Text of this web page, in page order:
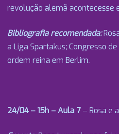
revolução alemã acontecesse
Bibliografia recomendada:
a Liga Spartakus; Congresso de
ordem reina em Berlim.
24/04 – 15h – Aula 7 – Rosa e